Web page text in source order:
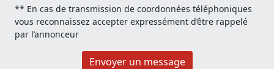
** En cas de transmission de coordonnées téléphoniques
vous reconnaissez accepter expressément d’être rappelé
par l’annonceur
Envoyer un message